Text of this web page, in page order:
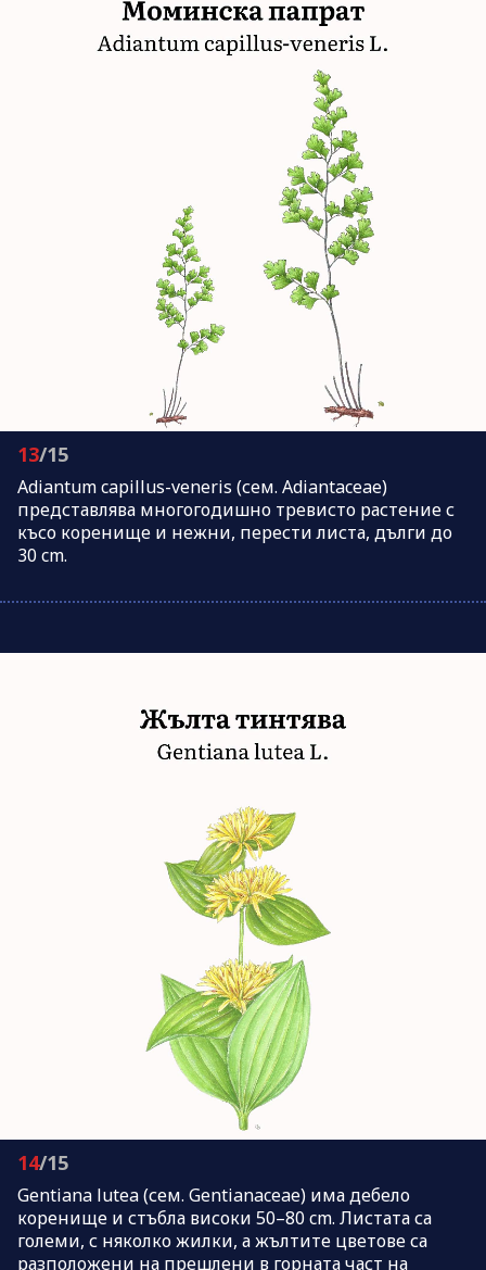
13/15
Adiantum capillus-veneris (сем. Adiantaceae)
представлява многогодишно тревисто растение с
късо коренище и нежни, перести листа, дълги до
30 cm.
14/15
Gentiana lutea (сем. Gentianaceae) има дебело
коренище и стъбла високи 50–80 cm. Листата са
големи, с няколко жилки, а жълтите цветове са
разположени на прешлени в горната част на